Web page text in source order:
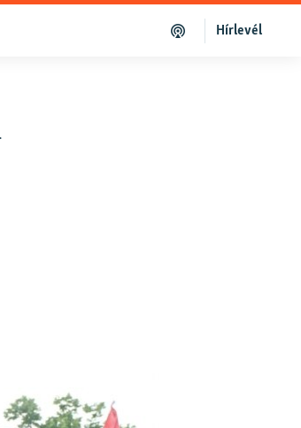
Hírlevél